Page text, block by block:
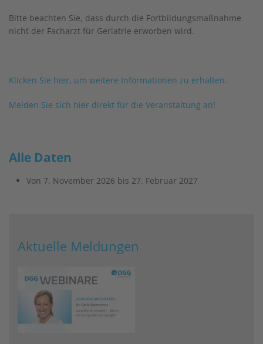
Bitte beachten Sie, dass durch die Fortbildungsmaßnahme
nicht der Facharzt für Geriatrie erworben wird.
Klicken Sie hier, um weitere Informationen zu erhalten.
Melden Sie sich hier direkt für die Veranstaltung an!
Alle Daten
Von 7. November 2026 bis 27. Februar 2027
Aktuelle Meldungen